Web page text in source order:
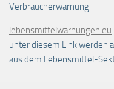
Verbraucherwarnung
lebensmittelwarnungen.eu
unter diesem Link werden
aus dem Lebensmittel-